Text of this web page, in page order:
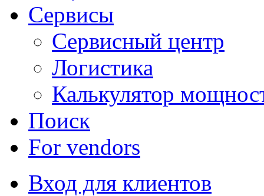
Сервисы
Сервисный центр
Логистика
Калькулятор
Поиск
For vendors
Вход для клиентов